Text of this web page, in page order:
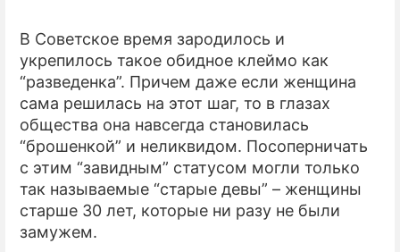
В Советское время зародилось и
укрепилось такое обидное клеймо как
“разведенка”. Причем даже если женщина
сама решилась на этот шаг, то в глазах
общества она навсегда становилась
“брошенкой” и неликвидом. Посоперничать
с этим “завидным” статусом могли только
так называемые “старые девы” – женщины
старше 30 лет, которые ни разу не были
замужем.